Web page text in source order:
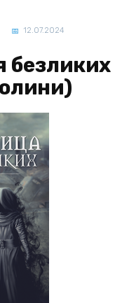
12.07.2024
безликих